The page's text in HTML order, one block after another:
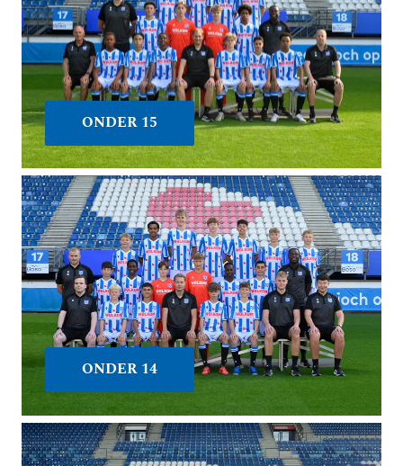
ONDER 15
ONDER 14